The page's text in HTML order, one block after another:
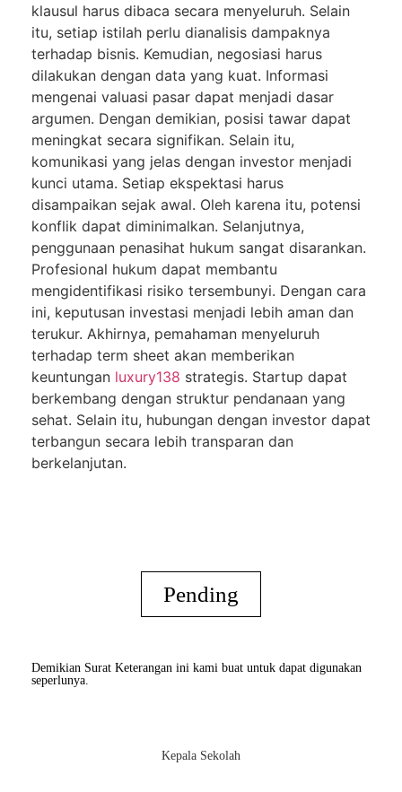
klausul harus dibaca secara menyeluruh. Selain
itu, setiap istilah perlu dianalisis dampaknya
terhadap bisnis. Kemudian, negosiasi harus
dilakukan dengan data yang kuat. Informasi
mengenai valuasi pasar dapat menjadi dasar
argumen. Dengan demikian, posisi tawar dapat
meningkat secara signifikan. Selain itu,
komunikasi yang jelas dengan investor menjadi
kunci utama. Setiap ekspektasi harus
disampaikan sejak awal. Oleh karena itu, potensi
konflik dapat diminimalkan. Selanjutnya,
penggunaan penasihat hukum sangat disarankan.
Profesional hukum dapat membantu
mengidentifikasi risiko tersembunyi. Dengan cara
ini, keputusan investasi menjadi lebih aman dan
terukur. Akhirnya, pemahaman menyeluruh
terhadap term sheet akan memberikan
keuntungan luxury138 strategis. Startup dapat
berkembang dengan struktur pendanaan yang
sehat. Selain itu, hubungan dengan investor dapat
terbangun secara lebih transparan dan
berkelanjutan.
Pending
Demikian Surat Keterangan ini kami buat untuk dapat digunakan
seperlunya.
Kepala Sekolah